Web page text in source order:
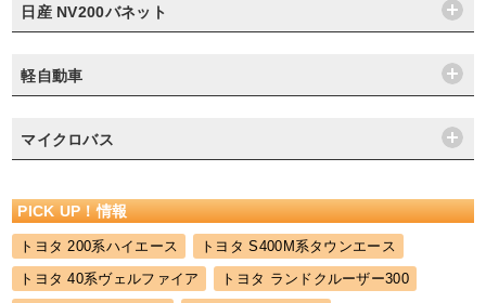
日産 NV200バネット
軽自動車
マイクロバス
PICK UP！情報
トヨタ 200系ハイエース
トヨタ S400M系タウンエース
トヨタ 40系ヴェルファイア
トヨタ ランドクルーザー300